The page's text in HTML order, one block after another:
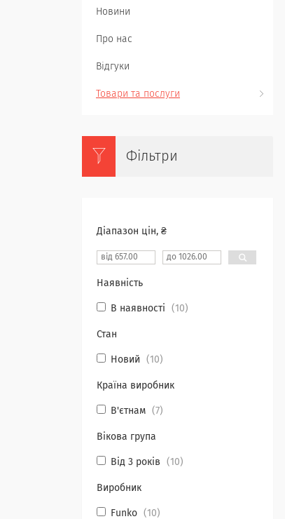
Новини
Про нас
Відгуки
Товари та послуги
Фільтри
Діапазон цін, ₴
Наявність
В наявності 10
Стан
Новий 10
Країна виробник
В'єтнам 7
Вікова група
Від 3 років 10
Виробник
Funko 10